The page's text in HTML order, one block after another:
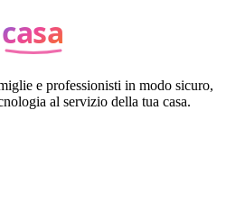
e professionisti in modo sicuro,
al servizio della tua casa.